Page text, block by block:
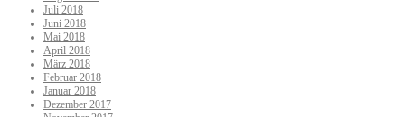
Juli 2018
Juni 2018
Mai 2018
April 2018
März 2018
Februar 2018
Januar 2018
Dezember 2017